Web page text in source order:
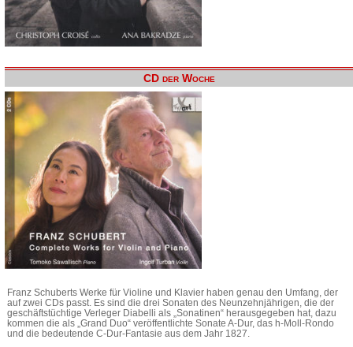
CD der Woche
Franz Schuberts Werke für Violine und Klavier haben genau den Umfang, der
auf zwei CDs passt. Es sind die drei Sonaten des Neunzehnjährigen, die der
geschäftstüchtige Verleger Diabelli als „Sonatinen“ herausgegeben hat, dazu
kommen die als „Grand Duo“ veröffentlichte Sonate A-Dur, das h-Moll-Rondo
und die bedeutende C-Dur-Fantasie aus dem Jahr 1827.